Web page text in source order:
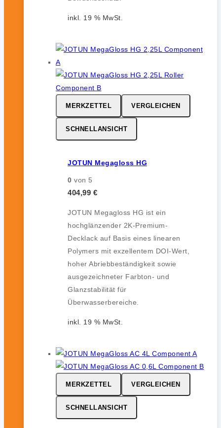
inkl. 19 % MwSt.
MERKZETTEL VERGLEICHEN
SCHNELLANSICHT
JOTUN Megagloss HG
0 von 5
404,99 €
JOTUN Megagloss HG ist ein
hochglänzender 2K-Premium-
Decklack auf Basis eines linearen
Polymers mit exzellentem DOI-Wert,
hoher Abriebbeständigkeit sowie
ausgezeichneter Farbton- und
Glanzstabilität für
Überwasserbereiche.
inkl. 19 % MwSt.
MERKZETTEL VERGLEICHEN
SCHNELLANSICHT